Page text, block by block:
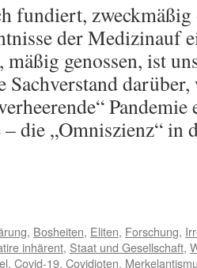
fundiert, zweckmäßig
der Medizinauf
mäßig genossen, ist
Sachverstand darüber,
– die „Omniszienz“
, Bosheiten, Eliten, Forschung,
inhärent, Staat und Gesellschaft,
, Covid-19, Covidioten,